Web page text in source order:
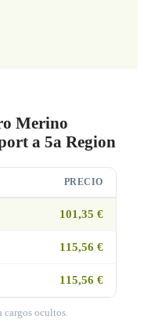
Merino
a 5a Region
PRECIO
101,35 €
115,56 €
115,56 €
ocultos.